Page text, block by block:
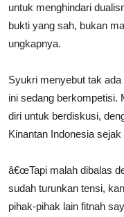
untuk menghindari
bukti yang sah, bukan
ungkapnya.
Syukri menyebut tak
ini sedang berkompetisi.
diri untuk berdiskusi,
Kinantan Indonesia sejak
â€œTapi malah dibalas
sudah turunkan tensi,
pihak-pihak lain fitnah